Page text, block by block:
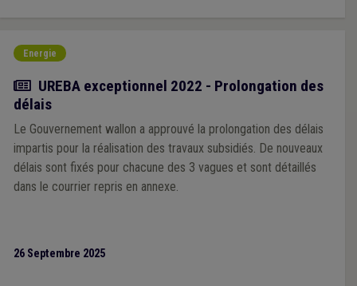
Energie
Actualité
UREBA exceptionnel 2022 - Prolongation des
délais
Le Gouvernement wallon a approuvé la prolongation des délais
impartis pour la réalisation des travaux subsidiés. De nouveaux
délais sont fixés pour chacune des 3 vagues et sont détaillés
dans le courrier repris en annexe.
26 Septembre 2025